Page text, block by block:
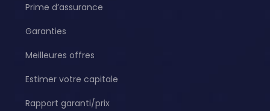
Prime d’assurance
Garanties
Meilleures offres
Estimer votre capitale
Rapport garanti/prix